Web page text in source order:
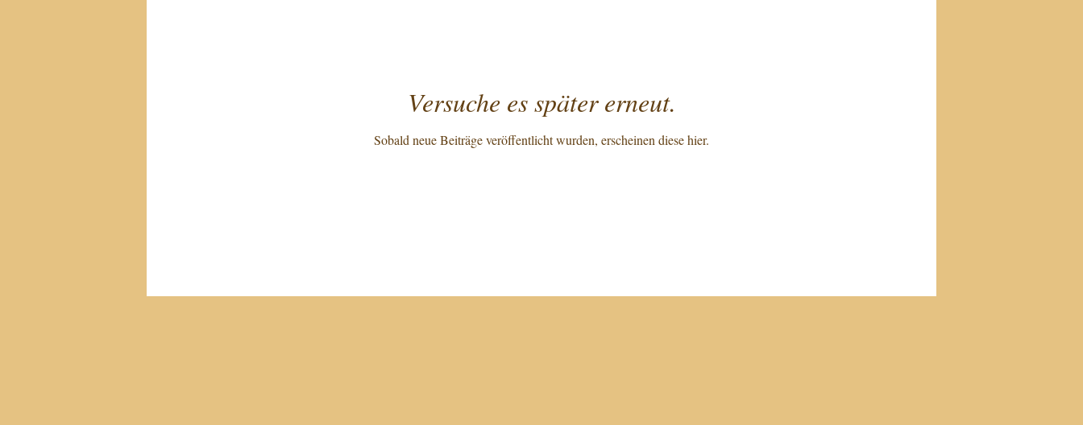
Versuche es später erneut.
Sobald neue Beiträge veröffentlicht wurden, erscheinen diese hier.